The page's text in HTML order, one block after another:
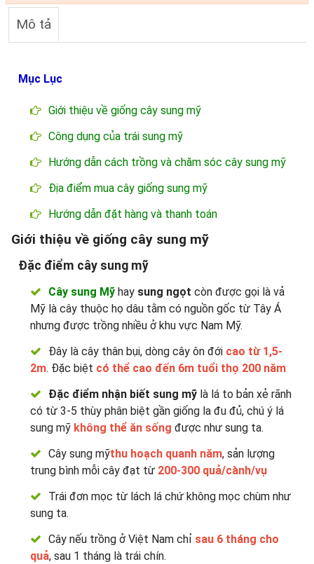
Mô tả
Mục Lục
Giới thiệu về giống cây sung mỹ
Công dụng của trái sung mỹ
Hướng dẫn cách trồng và chăm sóc cây sung mỹ
Địa điểm mua cây giống sung mỹ
Hướng dẫn đặt hàng và thanh toán
Giới thiệu về giống cây sung mỹ
Đặc điểm cây sung mỹ
Cây sung Mỹ hay sung ngọt còn được gọi là vả
Mỹ là cây thuộc họ dâu tằm có nguồn gốc từ Tây Á
nhưng được trồng nhiều ở khu vực Nam Mỹ.
Đây là cây thân bụi, dòng cây ôn đới cao từ 1,5-
2m. Đặc biệt có thể cao đến 6m tuổi thọ 200 năm
Đặc điểm nhận biết sung mỹ là lá to bản xẻ rãnh
có từ 3-5 thùy phân biệt gần giống la đu đủ, chú ý lá
sung mỹ không thể ăn sống được như sung ta.
Cây sung mỹthu hoạch quanh năm, sản lượng
trung bình mỗi cây đạt từ 200-300 quả/cành/vụ
Trái đơn mọc từ lách lá chứ không mọc chùm như
sung ta.
Cây nếu trồng ở Việt Nam chỉ sau 6 tháng cho
quả, sau 1 tháng là trái chín.